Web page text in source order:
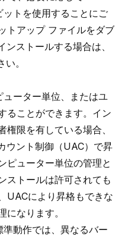
トを使用することにご
トアップ ファイルをダブ
ストールする場合は、
。
ーター単位、またはユ
ることができます。イン
限を有している場合、
ウント制御（UAC）で昇
ピューター単位の管理と
ストールは許可されても
UACにより昇格もできな
なります。
動作では、異なるバー